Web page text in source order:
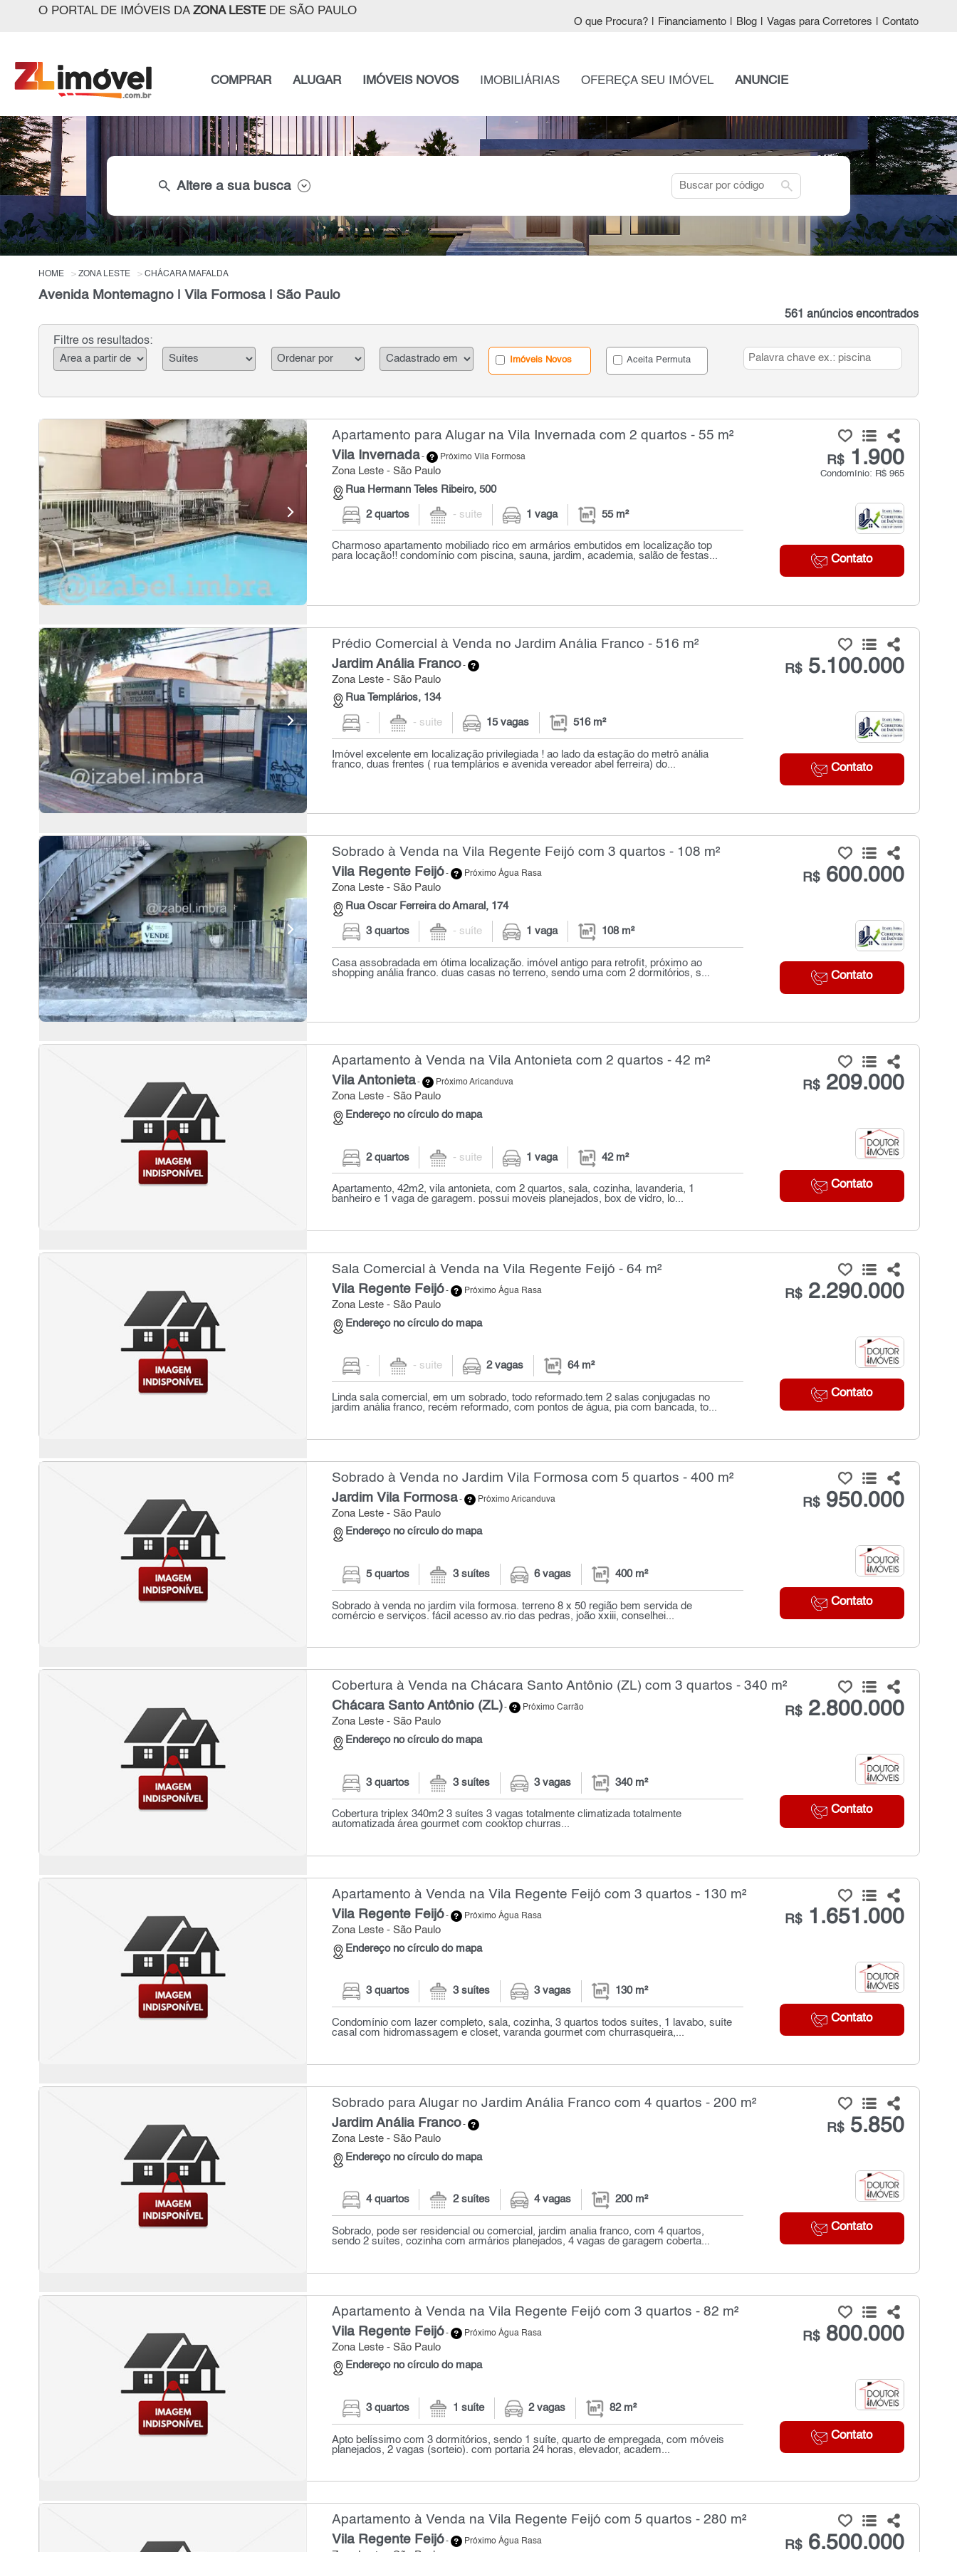
O PORTAL DE IMÓVEIS DA ZONA LESTEDE SÃO PAULO
O que Procura? Financiamento Blog Vagas para Corretores Contato
COMPRAR ALUGAR IMÓVEIS NOVOS IMOBILIÁRIAS OFEREÇA SEU IMÓVEL ANUNCIE
search Altere a sua busca search
HOME ZONA LESTE CHÁCARA MAFALDA
Avenida Montemagno | Vila Formosa | São Paulo
561 anúncios encontrados
Filtre os resultados:
Imóveis Novos Aceita Permuta
Apartamento para Alugar na Vila Invernada com 2 quartos - 55 m²
Vila Invernada- Próximo Vila Formosa
Zona Leste - São Paulo
Rua Hermann Teles Ribeiro, 500
R$1.900
Condomínio: R$ 965
Contato
2 quartos - suíte 1 vaga 55 m²
Charmoso apartamento mobiliado rico em armários embutidos em localização top
para locação!! condomínio com piscina, sauna, jardim, academia, salão de festas...
Prédio Comercial à Venda no Jardim Anália Franco - 516 m²
Jardim Anália Franco-
Zona Leste - São Paulo
Rua Templários, 134
R$5.100.000
Contato
- - suíte 15 vagas 516 m²
Imóvel excelente em localização privilegiada ! ao lado da estação do metrô anália
franco, duas frentes ( rua templários e avenida vereador abel ferreira) do...
Sobrado à Venda na Vila Regente Feijó com 3 quartos - 108 m²
Vila Regente Feijó- Próximo Água Rasa
Zona Leste - São Paulo
Rua Oscar Ferreira do Amaral, 174
R$600.000
Contato
3 quartos - suíte 1 vaga 108 m²
Casa assobradada em ótima localização. imóvel antigo para retrofit, próximo ao
shopping anália franco. duas casas no terreno, sendo uma com 2 dormitórios, s...
Apartamento à Venda na Vila Antonieta com 2 quartos - 42 m²
Vila Antonieta- Próximo Aricanduva
Zona Leste - São Paulo
Endereço no círculo do mapa
R$209.000
Contato
2 quartos - suíte 1 vaga 42 m²
Apartamento, 42m2, vila antonieta, com 2 quartos, sala, cozinha, lavanderia, 1
banheiro e 1 vaga de garagem. possui moveis planejados, box de vidro, lo...
Sala Comercial à Venda na Vila Regente Feijó - 64 m²
Vila Regente Feijó- Próximo Água Rasa
Zona Leste - São Paulo
Endereço no círculo do mapa
R$2.290.000
Contato
- - suíte 2 vagas 64 m²
Linda sala comercial, em um sobrado, todo reformado.tem 2 salas conjugadas no
jardim anália franco, recém reformado, com pontos de água, pia com bancada, to...
Sobrado à Venda no Jardim Vila Formosa com 5 quartos - 400 m²
Jardim Vila Formosa- Próximo Aricanduva
Zona Leste - São Paulo
Endereço no círculo do mapa
R$950.000
Contato
5 quartos 3 suítes 6 vagas 400 m²
Sobrado à venda no jardim vila formosa. terreno 8 x 50 região bem servida de
comércio e serviços. fácil acesso av.rio das pedras, joão xxiii, conselhei...
Cobertura à Venda na Chácara Santo Antônio (ZL) com 3 quartos - 340 m²
Chácara Santo Antônio (ZL)- Próximo Carrão
Zona Leste - São Paulo
Endereço no círculo do mapa
R$2.800.000
Contato
3 quartos 3 suítes 3 vagas 340 m²
Cobertura triplex 340m2 3 suítes 3 vagas totalmente climatizada totalmente
automatizada área gourmet com cooktop churras...
Apartamento à Venda na Vila Regente Feijó com 3 quartos - 130 m²
Vila Regente Feijó- Próximo Água Rasa
Zona Leste - São Paulo
Endereço no círculo do mapa
R$1.651.000
Contato
3 quartos 3 suítes 3 vagas 130 m²
Condomínio com lazer completo, sala, cozinha, 3 quartos todos suítes, 1 lavabo, suíte
casal com hidromassagem e closet, varanda gourmet com churrasqueira,...
Sobrado para Alugar no Jardim Anália Franco com 4 quartos - 200 m²
Jardim Anália Franco-
Zona Leste - São Paulo
Endereço no círculo do mapa
R$5.850
Contato
4 quartos 2 suítes 4 vagas 200 m²
Sobrado, pode ser residencial ou comercial, jardim analia franco, com 4 quartos,
sendo 2 suítes, cozinha com armários planejados, 4 vagas de garagem coberta...
Apartamento à Venda na Vila Regente Feijó com 3 quartos - 82 m²
Vila Regente Feijó- Próximo Água Rasa
Zona Leste - São Paulo
Endereço no círculo do mapa
R$800.000
Contato
3 quartos 1 suíte 2 vagas 82 m²
Apto belíssimo com 3 dormitórios, sendo 1 suíte, quarto de empregada, com móveis
planejados, 2 vagas (sorteio). com portaria 24 horas, elevador, academ...
Apartamento à Venda na Vila Regente Feijó com 5 quartos - 280 m²
Vila Regente Feijó- Próximo Água Rasa R$6.500.000